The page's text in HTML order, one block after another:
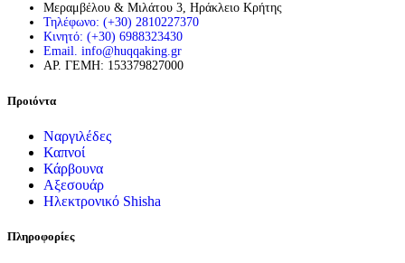
Μεραμβέλου & Μιλάτου 3, Ηράκλειο Κρήτης
Τηλέφωνο: (+30) 2810227370
Κινητό: (+30) 6988323430
Email. info@huqqaking.gr
ΑΡ. ΓΕΜΗ: 153379827000
Προιόντα
Ναργιλέδες
Καπνοί
Κάρβουνα
Αξεσουάρ
Ηλεκτρονικό Shisha
Πληροφορίες